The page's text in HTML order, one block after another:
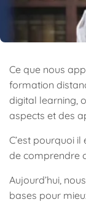
Ce que nous
formation
digital learning,
aspects et des
C’est pourquoi
de comprendre
Aujourd’hui,
bases pour